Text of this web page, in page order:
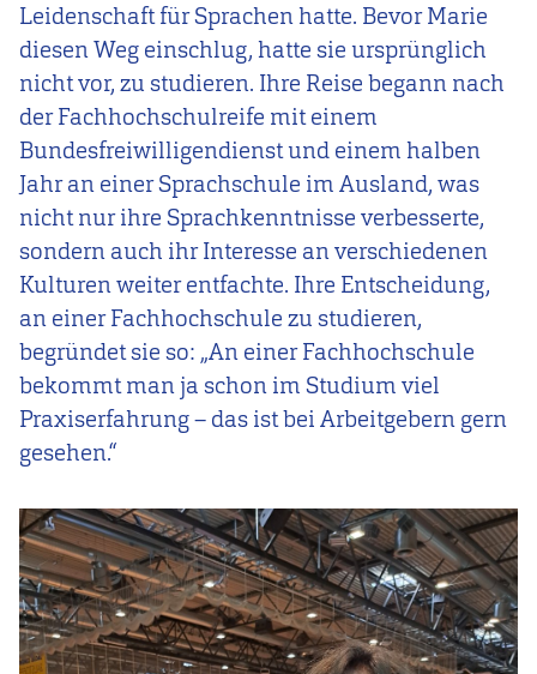
Leidenschaft für Sprachen hatte. Bevor Marie
diesen Weg einschlug, hatte sie ursprünglich
nicht vor, zu studieren. Ihre Reise begann nach
der Fachhochschulreife mit einem
Bundesfreiwilligendienst und einem halben
Jahr an einer Sprachschule im Ausland, was
nicht nur ihre Sprachkenntnisse verbesserte,
sondern auch ihr Interesse an verschiedenen
Kulturen weiter entfachte. Ihre Entscheidung,
an einer Fachhochschule zu studieren,
begründet sie so: „An einer Fachhochschule
bekommt man ja schon im Studium viel
Praxiserfahrung – das ist bei Arbeitgebern gern
gesehen.“